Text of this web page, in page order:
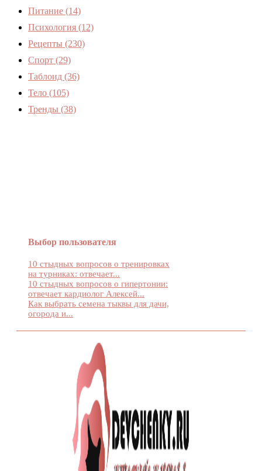
Питание (14)
Психология (12)
Рецепты (230)
Спорт (29)
Таблоид (36)
Тело (105)
Тренды (38)
Выбор пользователя
10 стыдных вопросов о тренировках
на турниках: отвечает...
10 стыдных вопросов о гипертонии:
отвечает кардиолог Алексей...
Как выбрать семена тыквы для дачи,
огорода и...